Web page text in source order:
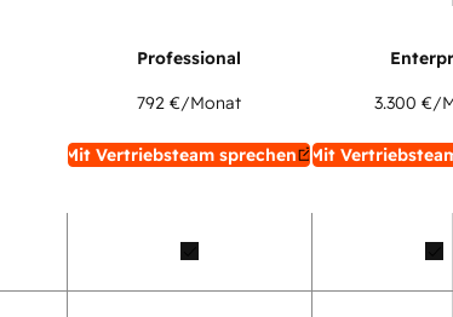
792 €/Monat
Mit Vertriebsteam sprechen
3.300 €/
Mit